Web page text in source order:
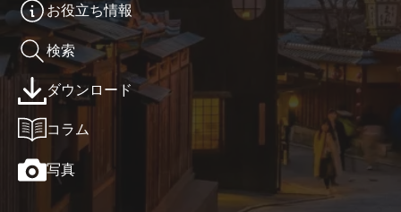
お役立ち情報
検索
ダウンロード
コラム
写真